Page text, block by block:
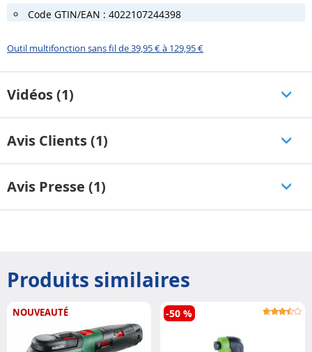
Code GTIN/EAN : 4022107244398
Outil multifonction sans fil de 39,95 € à 129,95 €
Vidéos (1)
Avis Clients (1)
Avis Presse (1)
Produits similaires
NOUVEAUTÉ -50 %